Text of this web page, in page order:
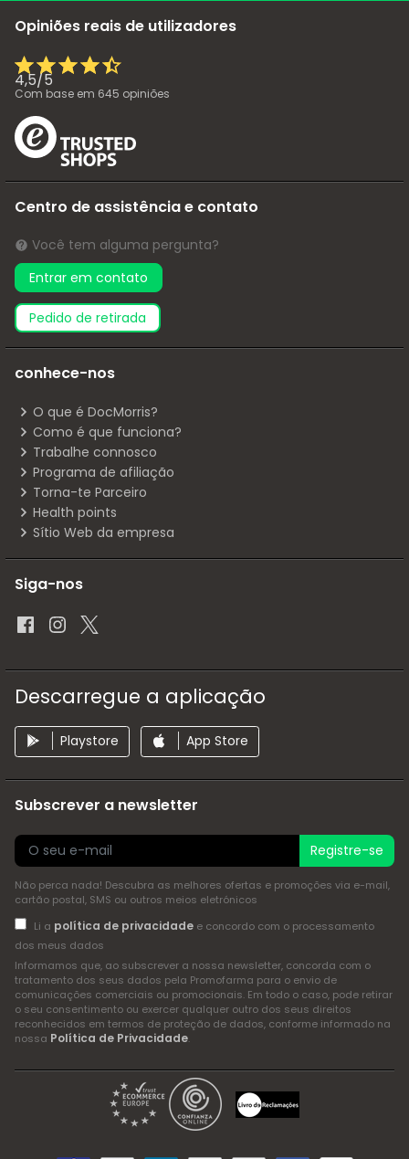
Opiniões reais de utilizadores
4,5/5
Com base em 645 opiniões
Centro de assistência e contato
Você tem alguma pergunta?
Entrar em contato
pedido de retirada
conhece-nos
O que é DocMorris?
Como é que funciona?
Trabalhe connosco
Programa de afiliação
Torna-te Parceiro
Health points
Sítio Web da empresa
Siga-nos
Descarregue a aplicação
Playstore App Store
Subscrever a newsletter
Registre-se
Não perca nada! Descubra as melhores ofertas e promoções via e-mail,
cartão postal, SMS ou outros meios eletrónicos
Li a política de privacidadee concordo com o processamento
dos meus dados
Informamos que, ao subscrever a nossa newsletter, concorda com o
tratamento dos seus dados pela Promofarma para o envio de
comunicações comerciais ou promocionais. Em todo o caso, pode retirar
o seu consentimento ou exercer qualquer outro dos seus direitos
reconhecidos em termos de proteção de dados, conforme informado na
nossa Política de Privacidade.